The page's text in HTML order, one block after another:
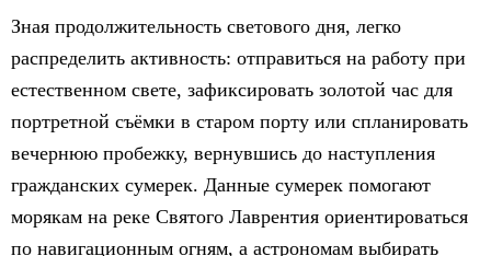
Зная продолжительность светового дня, легко
распределить активность: отправиться на работу при
естественном свете, зафиксировать золотой час для
портретной съёмки в старом порту или спланировать
вечернюю пробежку, вернувшись до наступления
гражданских сумерек. Данные сумерек помогают
морякам на реке Святого Лаврентия ориентироваться
по навигационным огням, а астрономам выбирать